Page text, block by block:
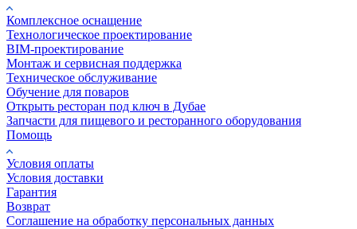
Комплексное оснащение
Технологическое проектирование
BIM-проектирование
Монтаж и сервисная поддержка
Техническое обслуживание
Обучение для поваров
Открыть ресторан под ключ в Дубае
Запчасти для пищевого и ресторанного оборудования
Помощь
Условия оплаты
Условия доставки
Гарантия
Возврат
Соглашение на обработку персональных данных